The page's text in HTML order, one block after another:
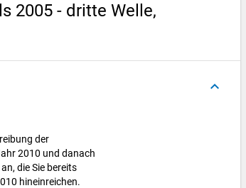
2005 - dritte Welle,
keyboard_arrow_up
der
2010 und danach
die Sie bereits
hineinreichen.